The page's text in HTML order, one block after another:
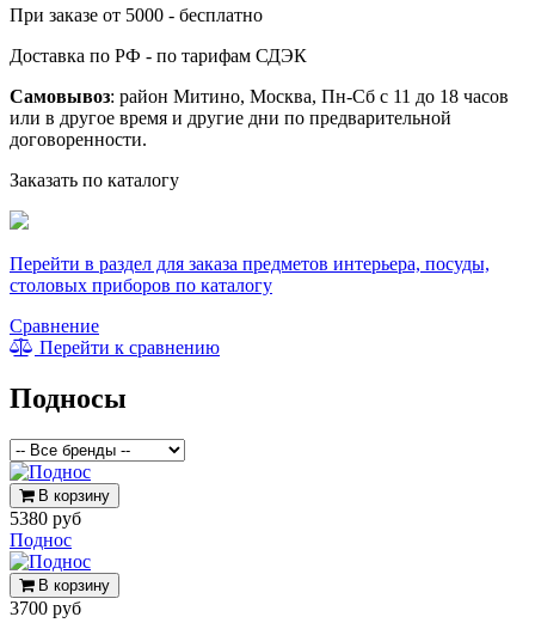
При заказе от 5000 - бесплатно
Доставка по РФ - по тарифам СДЭК
Самовывоз: район Митино, Москва, Пн-Сб с 11 до 18 часов
или в другое время и другие дни по предварительной
договоренности.
Заказать по каталогу
Перейти в раздел для заказа предметов интерьера, посуды,
столовых приборов по каталогу
Сравнение
Перейти к сравнению
Подносы
В корзину
5380 руб
Поднос
В корзину
3700 руб